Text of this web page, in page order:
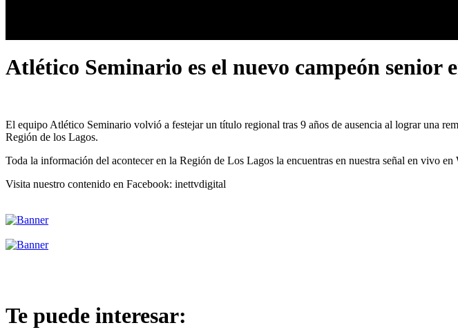
Atlético Seminario es el nuevo campeón senior
El equipo Atlético Seminario volvió a festejar un título regional tras 9 años de ausencia al lograr una
Región de los Lagos.
Toda la información del acontecer en la Región de Los Lagos la encuentras en nuestra señal en vivo
Visita nuestro contenido en Facebook: inettvdigital
Te puede interesar: